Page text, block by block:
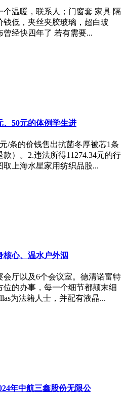
温暖，联系人；门窗套 家具 隔
钱低，夹丝夹胶玻璃，超白玻
经快四年了 若有需要...
、50元的体例学生进
/条的价钱售出抗菌冬厚被芯1条
款）。2.违法所得11274.34元的行
上海水星家用纺织品股...
核心、温水户外泅
会厅以及6个会议室。德清诺富特
的办事，每一个细节都颠末细
为法籍人士，并配有液晶...
年中航三鑫股份无限公